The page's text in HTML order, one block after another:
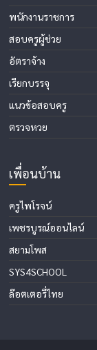
พนักงานราชการ
สอบครูผู้ช่วย
อัตราจ้าง
เรียกบรรจุ
แนวข้อสอบครู
ตรวจหวย
เพื่อนบ้าน
ครูไพโรจน์
เพชรบูรณ์ออนไลน์
สยามโพส
SYS4SCHOOL
ล๊อตเตอรี่ไทย